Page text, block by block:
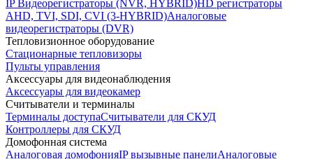
IP Видеорегистраторы (NVR, HYBRID)HD регистраторы
AHD, TVI, SDI, CVI (3-HYBRID)Аналоговые
видеорегистраторы (DVR)
Тепловизионное оборудование
Стационарные тепловизоры
Пульты управления
Аксессуары для видеонаблюдения
Аксессуары для видеокамер
Считыватели и терминалы
Терминалы доступаСчитыватели для СКУД
Контроллеры для СКУД
Домофонная система
Аналоговая домофонияIP вызывные панелиАналоговые